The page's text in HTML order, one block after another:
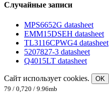
Случайные записи
MPS6652G datasheet
EMM15DSEH datasheet
TL3116CPWG4 datasheet
5207827-3 datasheet
Q4015LT datasheet
Сайт использует cookies.
OK
79 / 0,720 / 9.96mb